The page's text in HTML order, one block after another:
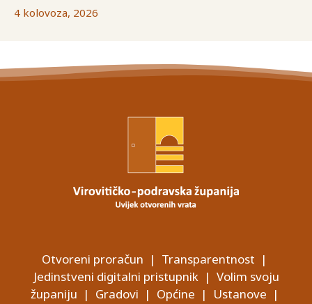
4 kolovoza, 2026
Otvoreni proračun | Transparentnost |
Jedinstveni digitalni pristupnik| Volim svoju
županiju | Gradovi | Općine | Ustanove |